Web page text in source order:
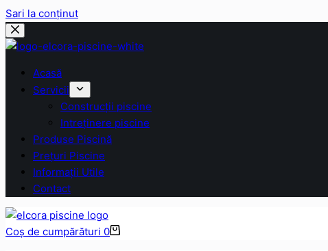
Sari la conținut
Acasă
Servicii
Construcții piscine
Intreținere piscine
Produse Piscină
Prețuri Piscine
Informații Utile
Contact
Coș de cumpărături 0